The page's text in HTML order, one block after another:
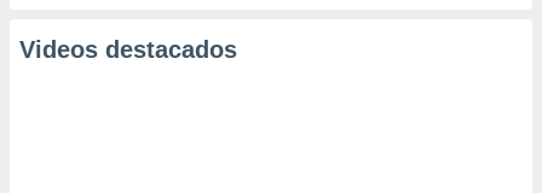
Videos destacados